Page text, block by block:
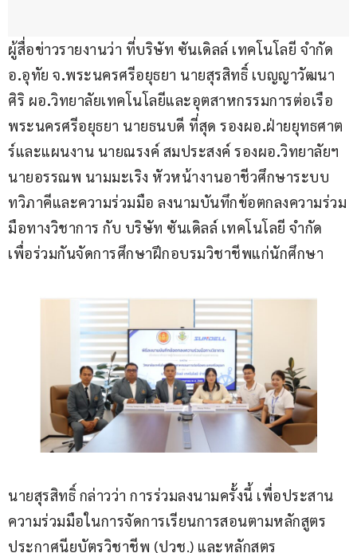
ผู้สื่อข่าวรายงานว่า ที่บริษัท ซันเดิลล์ เทคโนโลยี จำกัด
อ.อุทัย จ.พระนครศรีอยุธยา นายสุรสิทธิ์ เบญญาวัฒนา
ศิริ ผอ.วิทยาลัยเทคโนโลยีและอุตสาหกรรมการต่อเรือ
พระนครศรีอยุธยา นายธนบดี ที่สุด รองผอ.ฝ่ายยุทธศาต
ร์และแผนงาน นายณรงค์ สมประสงค์ รองผอ.วิทยาลัยฯ
นายอรรณพ นามมะเริง หัวหน้างานอาชีวศึกษาระบบ
ทวิภาคีและความร่วมมือ ลงนามบันทึกข้อตกลงความร่วม
มือทางวิชาการ กับ บริษัท ซันเดิลล์ เทคโนโลยี จำกัด
เพื่อร่วมกันจัดการศึกษาฝึกอบรมวิชาชีพแก่นักศึกษา
นายสุรสิทธิ์ กล่าวว่า การร่วมลงนามครั้งนี้ เพื่อประสาน
ความร่วมมือในการจัดการเรียนการสอนตามหลักสูตร
ประกาศนียบัตรวิชาชีพ (ปวช.) และหลักสูตร